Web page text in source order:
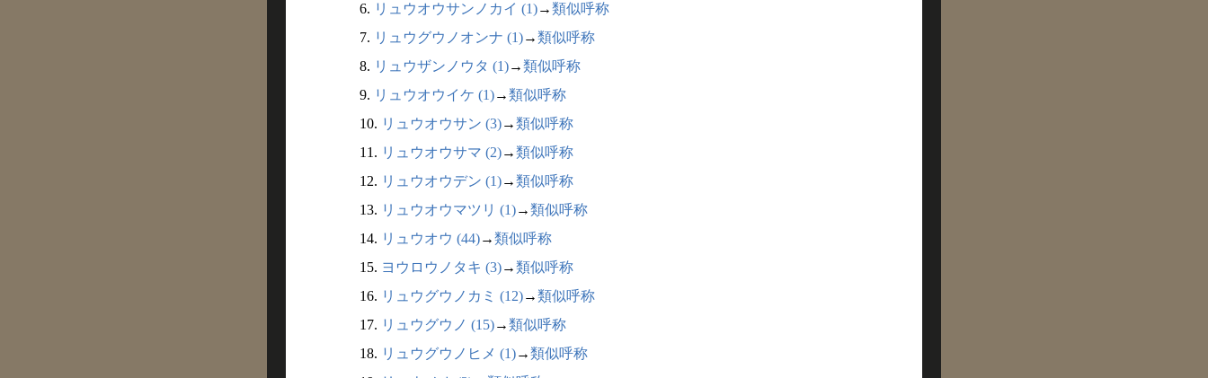
6. リュウオウサンノカイ (1)→類似呼称
7. リュウグウノオンナ (1)→類似呼称
8. リュウザンノウタ (1)→類似呼称
9. リュウオウイケ (1)→類似呼称
10. リュウオウサン (3)→類似呼称
11. リュウオウサマ (2)→類似呼称
12. リュウオウデン (1)→類似呼称
13. リュウオウマツリ (1)→類似呼称
14. リュウオウ (44)→類似呼称
15. ヨウロウノタキ (3)→類似呼称
16. リュウグウノカミ (12)→類似呼称
17. リュウグウノ (15)→類似呼称
18. リュウグウノヒメ (1)→類似呼称